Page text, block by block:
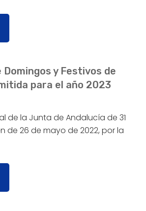
Domingos y Festivos de
para el año 2023
de la Junta de Andalucía de 31
de 26 de mayo de 2022, por la